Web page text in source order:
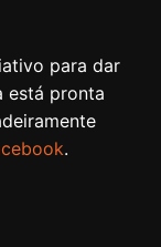
para dar
está pronta
.